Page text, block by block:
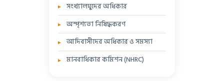
সংখ্যালঘুদের অধিকার
অস্পৃশ্যতা নিষিদ্ধকরণ
আদিবাসীদের অধিকার ও সমস্যা
মানবাধিকার কমিশন (NHRC)